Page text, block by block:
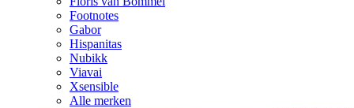
Footnotes
Gabor
Hispanitas
Nubikk
Viavai
Xsensible
Alle merken